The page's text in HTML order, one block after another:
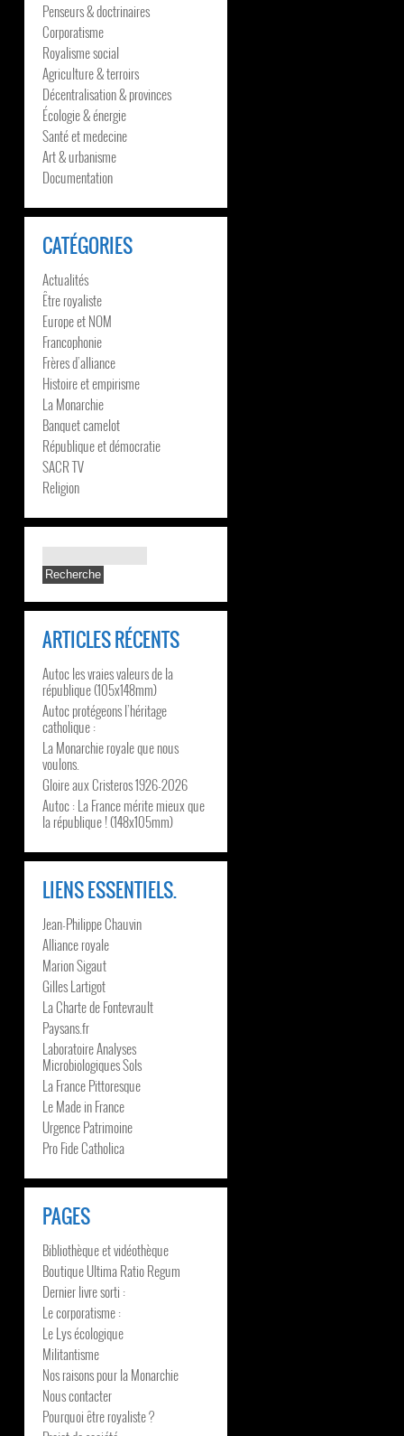
Penseurs & doctrinaires
Corporatisme
Royalisme social
Agriculture & terroirs
Décentralisation & provinces
Écologie & énergie
Santé et medecine
Art & urbanisme
Documentation
CATÉGORIES
Actualités
Être royaliste
Europe et NOM
Francophonie
Frères d’alliance
Histoire et empirisme
La Monarchie
Banquet camelot
République et démocratie
SACR TV
Religion
ARTICLES RÉCENTS
Autoc les vraies valeurs de la
république (105x148mm)
Autoc protégeons l’héritage
catholique :
La Monarchie royale que nous
voulons.
Gloire aux Cristeros 1926-2026
Autoc : La France mérite mieux que
la république ! (148x105mm)
LIENS ESSENTIELS.
Jean-Philippe Chauvin
Alliance royale
Marion Sigaut
Gilles Lartigot
La Charte de Fontevrault
Paysans.fr
Laboratoire Analyses
Microbiologiques Sols
La France Pittoresque
Le Made in France
Urgence Patrimoine
Pro Fide Catholica
PAGES
Bibliothèque et vidéothèque
Boutique Ultima Ratio Regum
Dernier livre sorti :
Le corporatisme :
Le Lys écologique
Militantisme
Nos raisons pour la Monarchie
Nous contacter
Pourquoi être royaliste ?